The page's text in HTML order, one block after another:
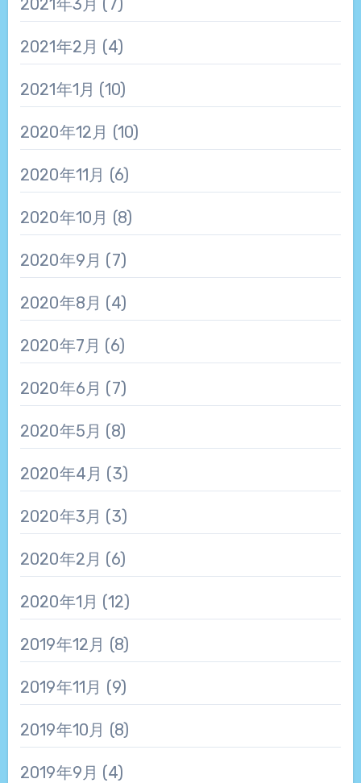
2021年2月 (4)
2021年1月 (10)
2020年12月 (10)
2020年11月 (6)
2020年10月 (8)
2020年9月 (7)
2020年8月 (4)
2020年7月 (6)
2020年6月 (7)
2020年5月 (8)
2020年4月 (3)
2020年3月 (3)
2020年2月 (6)
2020年1月 (12)
2019年12月 (8)
2019年11月 (9)
2019年10月 (8)
2019年9月 (4)